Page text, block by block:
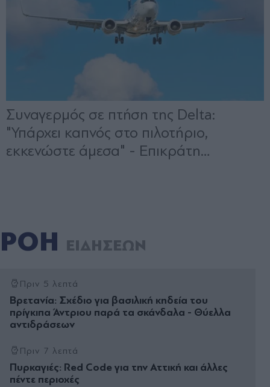
ΡΟΗ ΕΙΔΗΣΕΩΝ
Πριν 5 λεπτά
Βρετανία: Σχέδιο για βασιλική κηδεία του
πρίγκιπα Άντριου παρά τα σκάνδαλα - Θύελλα
αντιδράσεων
Πριν 7 λεπτά
Πυρκαγιές: Red Code για την Αττική και άλλες
πέντε περιοχές